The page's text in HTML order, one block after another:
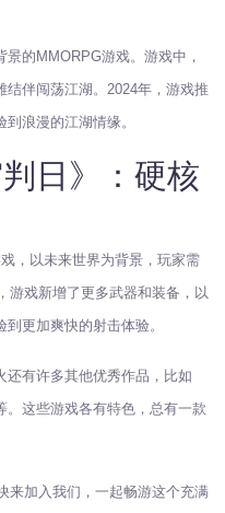
景的MMORPG游戏。游戏中，
伴闯荡江湖。2024年，游戏推
浪漫的江湖情缘。
日》：硬核
，以未来世界为背景，玩家需
游戏新增了更多武器和装备，以
更加爽快的射击体验。
还有许多其他优秀作品，比如
。这些游戏各有特色，总有一款
来加入我们，一起畅游这个充满